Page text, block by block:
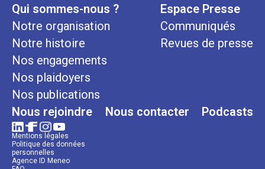
Qui sommes-nous ?
Notre organisation
Notre histoire
Nos engagements
Nos plaidoyers
Nos publications
Espace Presse
Communiqués
Revues de presse
Nous rejoindre Nous contacter Podcasts
Mentions légales
Politique des données
personnelles
Agence ID Meneo